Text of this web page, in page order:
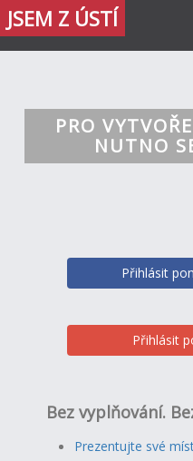
JSEM Z ÚSTÍ
PRO
NUTNO
Přihlásit
Přihlásit
Bez vyplňování.
Prezentujte své